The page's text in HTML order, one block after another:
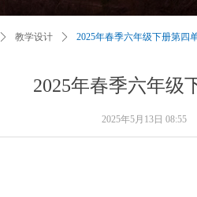
2025年春季六年级
ꄲ 教学设计 ꄲ 2025年春季六年级下册第四
2025年5月13日 08:55